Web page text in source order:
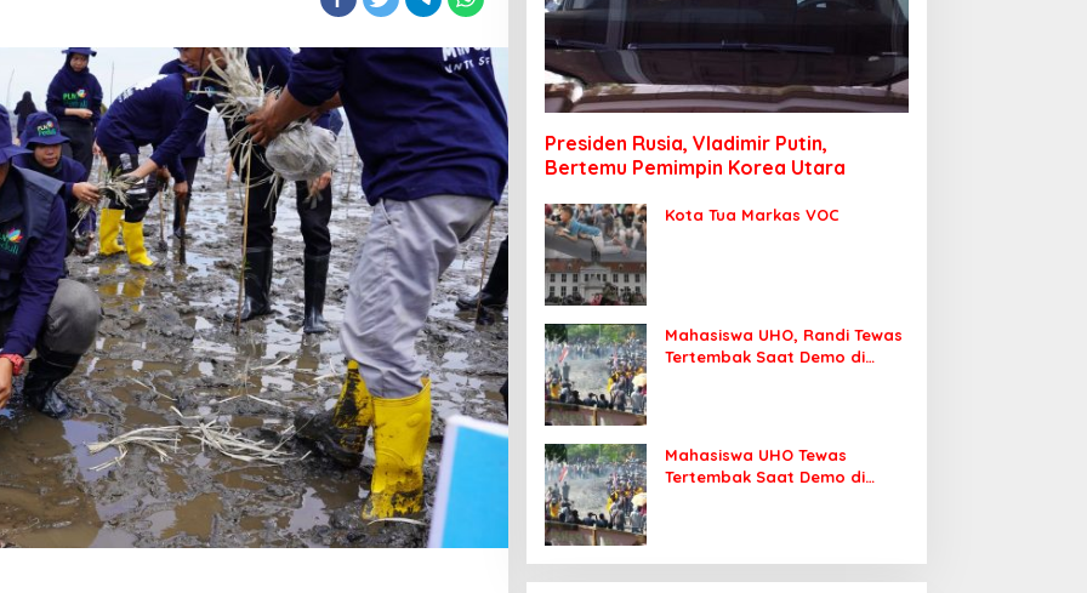
Presiden Rusia, Vladimir Putin,
Bertemu Pemimpin Korea Utara
Kota Tua Markas VOC
Mahasiswa UHO, Randi Tewas
Tertembak Saat Demo di
Mahasiswa UHO Tewas
Tertembak Saat Demo di